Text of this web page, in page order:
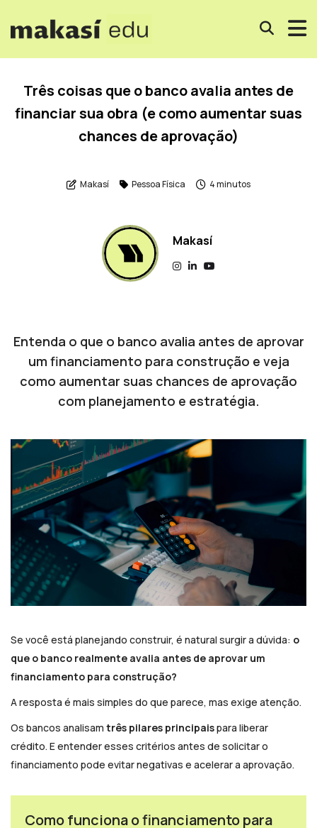
Três coisas que o banco avalia antes de
financiar sua obra (e como aumentar suas
chances de aprovação)
Makasí Pessoa Física 4 minutos
Makasí
Entenda o que o banco avalia antes de aprovar
um financiamento para construção e veja
como aumentar suas chances de aprovação
com planejamento e estratégia.
Se você está planejando construir, é natural surgir a dúvida: o
que o banco realmente avalia antes de aprovar um
financiamento para construção?
A resposta é mais simples do que parece, mas exige atenção.
Os bancos analisam três pilares principaispara liberar
crédito. E entender esses critérios antes de solicitar o
financiamento pode evitar negativas e acelerar a aprovação.
Como funciona o financiamento para